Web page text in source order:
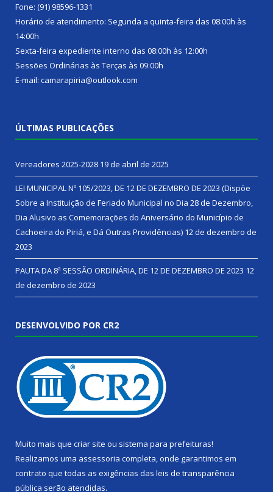
Fone: (91) 98596-1331
Horário de atendimento: Segunda a quinta-feira das 08:00h às
14:00h
Sexta-feira expediente interno das 08:00h às 12:00h
Sessões Ordinárias às Terças às 09:00h
E-mail: camarapiria@outlook.com
ÚLTIMAS PUBLICAÇÕES
Vereadores 2025-2028 19 de abril de 2025
LEI MUNICIPAL Nº 105/2023, DE 12 DE DEZEMBRO DE 2023 (Dispõe
Sobre a Instituição de Feriado Municipal no Dia 28 de Dezembro,
Dia Alusivo as Comemorações do Aniversário do Município de
Cachoeira do Piriá, e Dá Outras Providências) 12 de dezembro de
2023
PAUTA DA 8ª SESSÃO ORDINÁRIA, DE 12 DE DEZEMBRO DE 2023 12
de dezembro de 2023
DESENVOLVIDO POR CR2
Muito mais que criar site ou sistema para prefeituras!
Realizamos uma assessoria completa, onde garantimos em
contrato que todas as exigências das leis de transparência
pública serão atendidas.